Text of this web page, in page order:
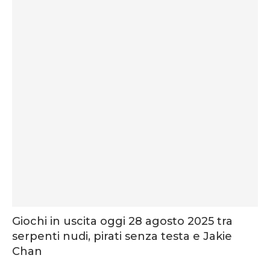
Giochi in uscita oggi 28 agosto 2025 tra
serpenti nudi, pirati senza testa e Jakie
Chan